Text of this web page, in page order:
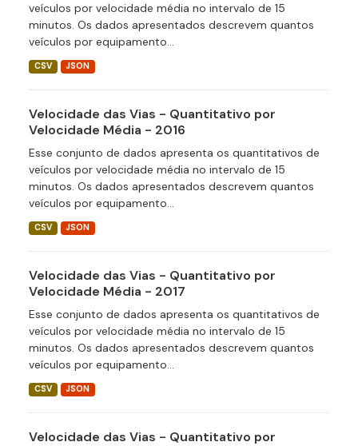
veículos por velocidade média no intervalo de 15
minutos. Os dados apresentados descrevem quantos
veículos por equipamento...
CSV JSON
Velocidade das Vias - Quantitativo por
Velocidade Média - 2016
Esse conjunto de dados apresenta os quantitativos de
veículos por velocidade média no intervalo de 15
minutos. Os dados apresentados descrevem quantos
veículos por equipamento...
CSV JSON
Velocidade das Vias - Quantitativo por
Velocidade Média - 2017
Esse conjunto de dados apresenta os quantitativos de
veículos por velocidade média no intervalo de 15
minutos. Os dados apresentados descrevem quantos
veículos por equipamento...
CSV JSON
Velocidade das Vias - Quantitativo por